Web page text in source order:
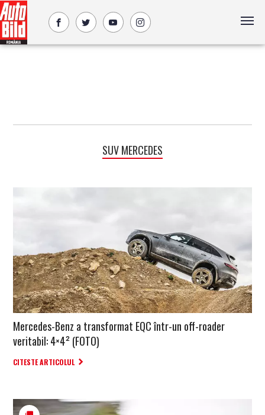
SUV MERCEDES
Mercedes-Benz a transformat EQC într-un off-roader
veritabil: 4×4² (FOTO)
CITESTE ARTICOLUL